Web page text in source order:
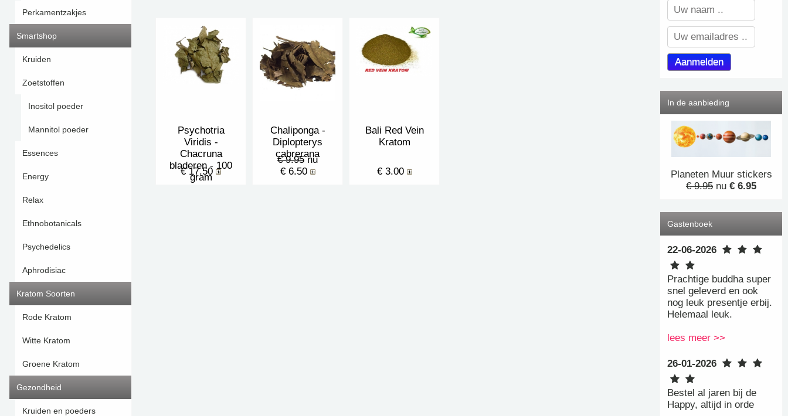
Perkamentzakjes
Smartshop
Kruiden
Zoetstoffen
Inositol poeder
Mannitol poeder
Essences
Energy
Relax
Ethnobotanicals
Psychedelics
Aphrodisiac
Kratom Soorten
Rode Kratom
Witte Kratom
Groene Kratom
Gezondheid
Kruiden en poeders
Psychotria
Viridis -
Chacruna
bladeren - 100
gram
€ 17.50
Chaliponga -
Diplopterys
cabrerana
€ 9.95nu
€ 6.50
Bali Red Vein
Kratom
€ 3.00
In de aanbieding
Planeten Muur stickers
€ 9.95 nu € 6.95
Gastenboek
22-06-2026
Prachtige buddha super
snel geleverd en ook
nog leuk presentje erbij.
Helemaal leuk.
lees meer >>
26-01-2026
Bestel al jaren bij de
Happy, altijd in orde